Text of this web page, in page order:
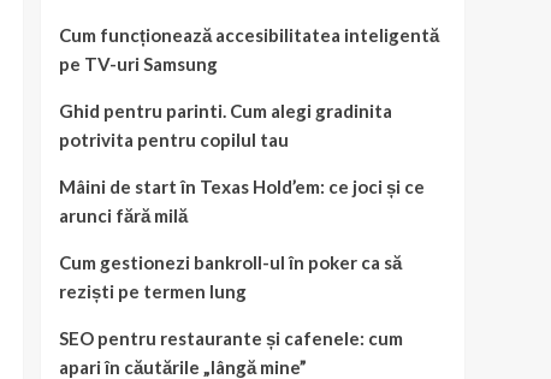
Cum funcționează accesibilitatea inteligentă
pe TV-uri Samsung
Ghid pentru parinti. Cum alegi gradinita
potrivita pentru copilul tau
Mâini de start în Texas Hold’em: ce joci și ce
arunci fără milă
Cum gestionezi bankroll-ul în poker ca să
reziști pe termen lung
SEO pentru restaurante și cafenele: cum
apari în căutările „lângă mine”